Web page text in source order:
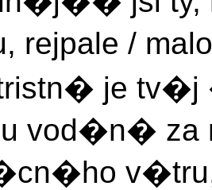
rejpale /
tristn� je
vod�n� za